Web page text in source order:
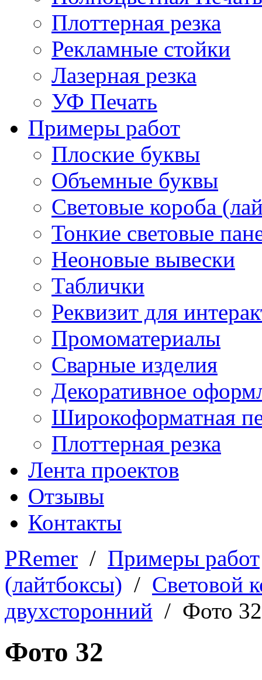
Плоттерная резка
Рекламные стойки
Лазерная резка
УФ Печать
Примеры работ
Плоские буквы
Объемные буквы
Световые короба
Тонкие световые
Неоновые вывески
Таблички
Реквизит для
Промоматериалы
Сварные изделия
Декоративное
Широкоформатная
Плоттерная резка
Лента проектов
Отзывы
Контакты
PRemer / Примеры работ
(лайтбоксы) / Световой
двухсторонний / Фото 32
Фото 32